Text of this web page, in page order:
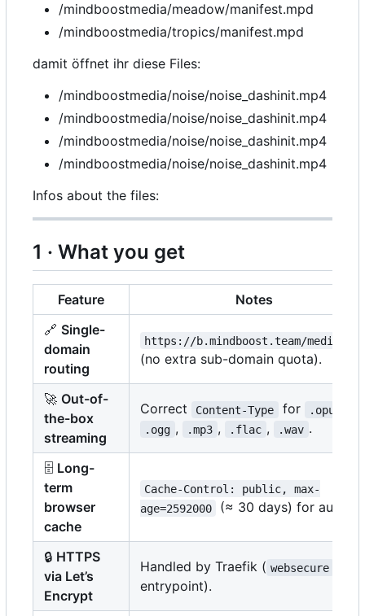
/mindboostmedia/meadow/manifest.mpd
/mindboostmedia/tropics/manifest.mpd
damit öffnet ihr diese Files:
/mindboostmedia/noise/noise_dashinit.mp4
/mindboostmedia/noise/noise_dashinit.mp4
/mindboostmedia/noise/noise_dashinit.mp4
/mindboostmedia/noise/noise_dashinit.mp4
Infos about the files:
1 · What you get
Feature
Notes
🔗 Single-
domain
routing
https://b.mindboost.team/media/**
(no extra sub-domain quota).
🚀 Out-of-
the-box
streaming
Correct Content-Type for .opus
.ogg , .mp3 , .flac , .wav .
🗄️ Long-
term
browser
cache
Cache-Control: public, max-
age=2592000
(≈ 30 days) for audio.
🔒 HTTPS
via Let’s
Encrypt
Handled by Traefik ( websecure
entrypoint).